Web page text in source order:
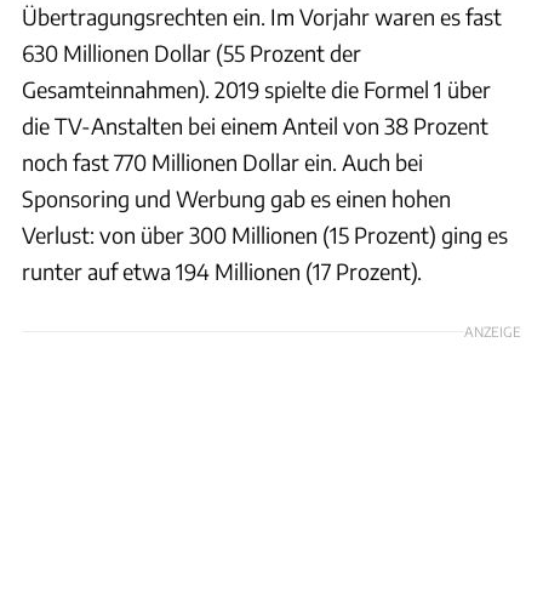
Übertragungsrechten ein. Im Vorjahr waren es fast
630 Millionen Dollar (55 Prozent der
Gesamteinnahmen). 2019 spielte die Formel 1 über
die TV-Anstalten bei einem Anteil von 38 Prozent
noch fast 770 Millionen Dollar ein. Auch bei
Sponsoring und Werbung gab es einen hohen
Verlust: von über 300 Millionen (15 Prozent) ging es
runter auf etwa 194 Millionen (17 Prozent).
ANZEIGE